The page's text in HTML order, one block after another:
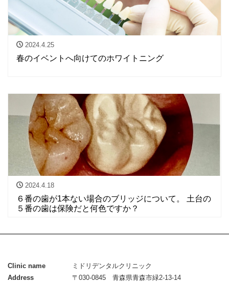
2024.4.25
春のイベントへ向けてのホワイトニング
2024.4.18
６番の歯が1本ない場合のブリッジについて。 土台の
５番の歯は保険だと何色ですか？
Clinic name
ミドリデンタルクリニック
Address
〒030-0845 青森県青森市緑2-13-14